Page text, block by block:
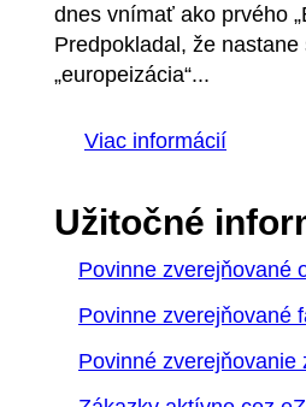
dnes vnímať ako prvého
Predpokladal, že nastane
„europeizácia“...
Viac informácií
Užitočné
Povinne zverejňované
Povinne zverejňované
Povinné zverejňovanie